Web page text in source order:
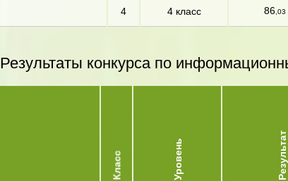
4 4 класс 86 ,03
Результаты конкурса по
Класс Уровень Результат